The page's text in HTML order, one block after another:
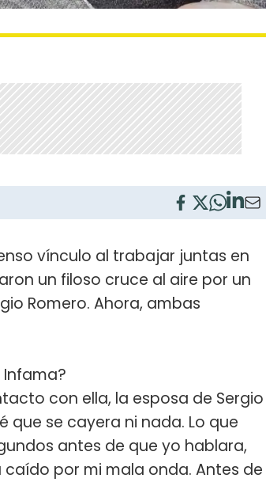
vínculo al trabajar juntas en
un filoso cruce al aire por un
Romero. Ahora, ambas
Infama?
con ella, la esposa de Sergio
que se cayera ni nada. Lo que
antes de que yo hablara,
caído por mi mala onda. Antes de